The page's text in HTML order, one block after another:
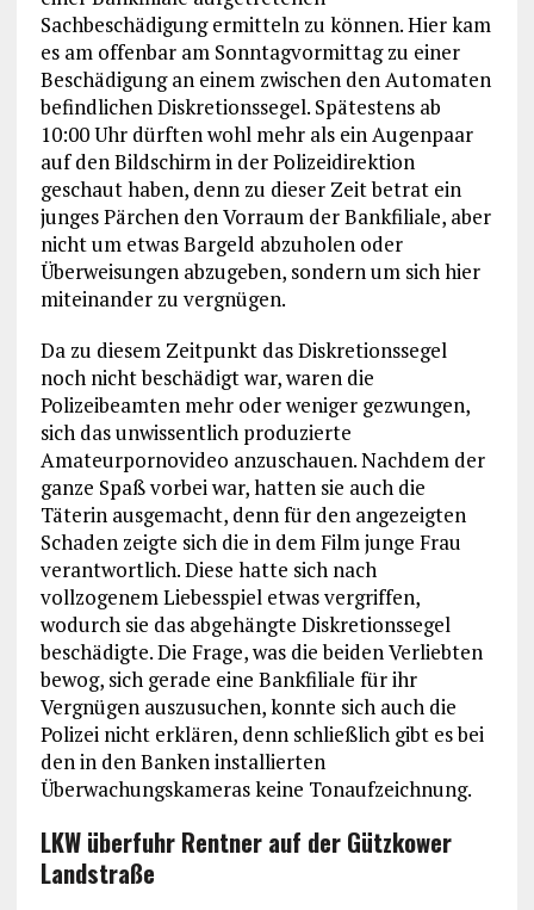
Sachbeschädigung ermitteln zu können. Hier kam
es am offenbar am Sonntagvormittag zu einer
Beschädigung an einem zwischen den Automaten
befindlichen Diskretionssegel. Spätestens ab
10:00 Uhr dürften wohl mehr als ein Augenpaar
auf den Bildschirm in der Polizeidirektion
geschaut haben, denn zu dieser Zeit betrat ein
junges Pärchen den Vorraum der Bankfiliale, aber
nicht um etwas Bargeld abzuholen oder
Überweisungen abzugeben, sondern um sich hier
miteinander zu vergnügen.
Da zu diesem Zeitpunkt das Diskretionssegel
noch nicht beschädigt war, waren die
Polizeibeamten mehr oder weniger gezwungen,
sich das unwissentlich produzierte
Amateurpornovideo anzuschauen. Nachdem der
ganze Spaß vorbei war, hatten sie auch die
Täterin ausgemacht, denn für den angezeigten
Schaden zeigte sich die in dem Film junge Frau
verantwortlich. Diese hatte sich nach
vollzogenem Liebesspiel etwas vergriffen,
wodurch sie das abgehängte Diskretionssegel
beschädigte. Die Frage, was die beiden Verliebten
bewog, sich gerade eine Bankfiliale für ihr
Vergnügen auszusuchen, konnte sich auch die
Polizei nicht erklären, denn schließlich gibt es bei
den in den Banken installierten
Überwachungskameras keine Tonaufzeichnung.
LKW überfuhr Rentner auf der Gützkower
Landstraße